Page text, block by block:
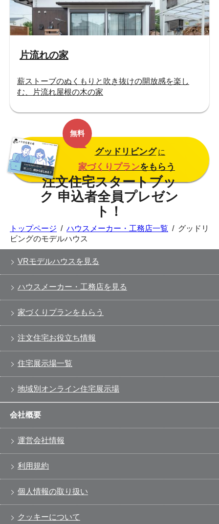
片流れの家
薪ストーブのぬくもりと吹き抜けの開放感を楽し
む、片流れ屋根の木の家
無料
グッドリビング に
家づくりプランをもらう
トップページ / ハウスメーカー・工務店一覧 / グッドリ
ビングのモデルハウス
VRモデルハウスを見る
ハウスメーカー・工務店を見る
家づくりプランをもらう
注文住宅お役立ち情報
住宅展示場一覧
地域別オンライン住宅展示場
会社概要
運営会社情報
利用規約
個人情報の取り扱い
クッキーについて